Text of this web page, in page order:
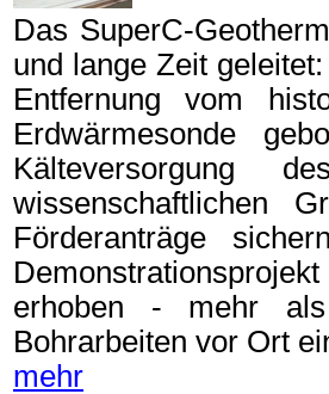
Das SuperC-
und lange Zeit
Entfernung vom
Erdwärmesonde
Kälteversorgung
wissenschaftlichen
Förderanträge
erhoben - mehr
Bohrarbeiten vor Ort
mehr